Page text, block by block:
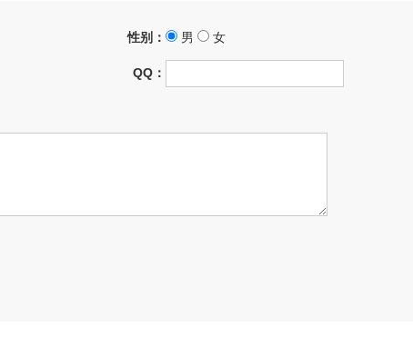
性别： 男 女
QQ：